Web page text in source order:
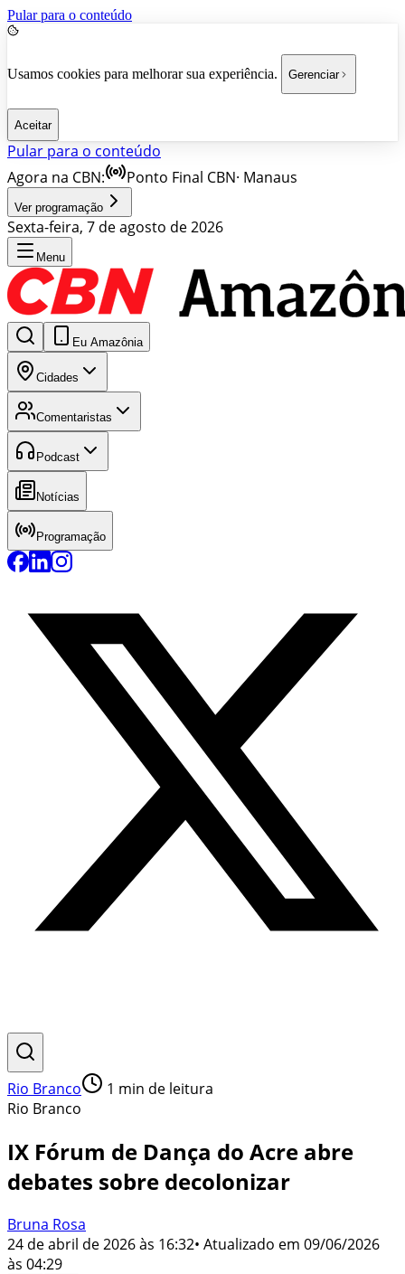
Pular para o conteúdo
Usamos cookies para melhorar sua experiência. Gerenciar
Aceitar
Pular para o conteúdo
Agora na CBN:
Ponto Final CBN· Manaus
Ver programação
Sexta-feira, 7 de agosto de 2026
Menu
Eu Amazônia
Cidades
Comentaristas
Podcast
Notícias
Programação
Rio Branco 1 min de leitura
Rio Branco
IX Fórum de Dança do Acre abre
debates sobre decolonizar
Bruna Rosa
24 de abril de 2026 às 16:32• Atualizado em 09/06/2026
às 04:29